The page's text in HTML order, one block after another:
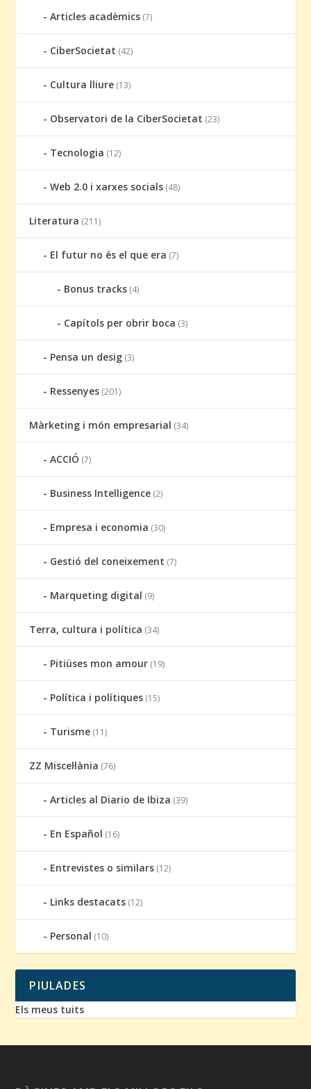
Articles acadèmics (7)
CiberSocietat (42)
Cultura lliure (13)
Observatori de la CiberSocietat (23)
Tecnologia (12)
Web 2.0 i xarxes socials (48)
Literatura (211)
El futur no és el que era (7)
Bonus tracks (4)
Capítols per obrir boca (3)
Pensa un desig (3)
Ressenyes (201)
Màrketing i món empresarial (34)
ACCIÓ (7)
Business Intelligence (2)
Empresa i economia (30)
Gestió del coneixement (7)
Marqueting digital (9)
Terra, cultura i política (34)
Pitiüses mon amour (19)
Política i polítiques (15)
Turisme (11)
ZZ Miscel·lània (76)
Articles al Diario de Ibiza (39)
En Español (16)
Entrevistes o similars (12)
Links destacats (12)
Personal (10)
PIULADES
Els meus tuits